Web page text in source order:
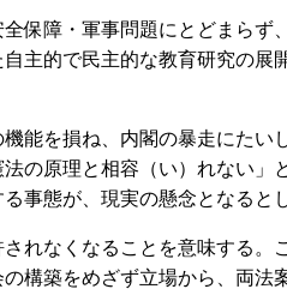
保障・軍事問題にとどまらず
主的で民主的な教育研究の展
能を損ね、内閣の暴走にたい
の原理と相容（い）れない」
事態が、現実の懸念となると
れなくなることを意味する。
構築をめざず立場から、両法